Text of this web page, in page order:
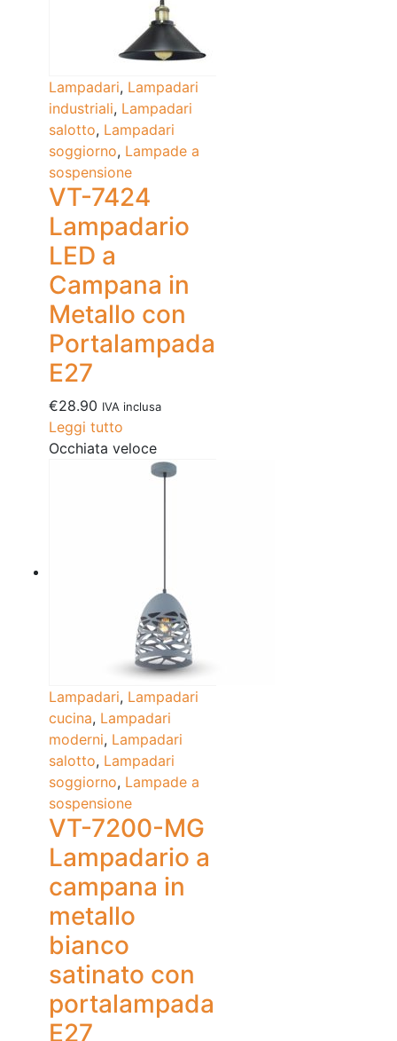
Lampadari, Lampadari
industriali, Lampadari
salotto, Lampadari
soggiorno, Lampade a
sospensione
VT-7424
Lampadario
LED a
Campana in
Metallo con
Portalampada
E27
€28.90 IVA inclusa
Leggi tutto
Occhiata veloce
Lampadari, Lampadari
cucina, Lampadari
moderni, Lampadari
salotto, Lampadari
soggiorno, Lampade a
sospensione
VT-7200-MG
Lampadario a
campana in
metallo
bianco
satinato con
portalampada
E27